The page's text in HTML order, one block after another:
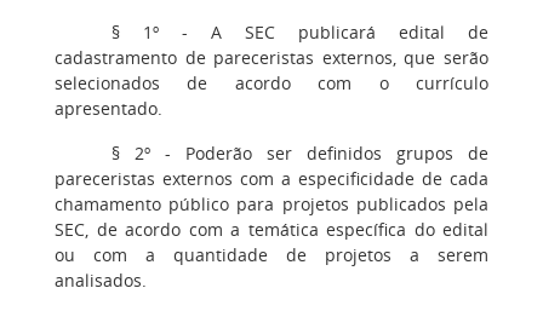
§ 1º - A SEC publicará edital de
cadastramento de pareceristas externos, que serão
selecionados de acordo com o currículo
apresentado.
§ 2º - Poderão ser definidos grupos de
pareceristas externos com a especificidade de cada
chamamento público para projetos publicados pela
SEC, de acordo com a temática específica do edital
ou com a quantidade de projetos a serem
analisados.